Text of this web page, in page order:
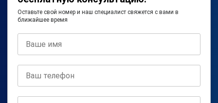
Оставьте свой номер и наш специалист свяжется с вами в
ближайшее время